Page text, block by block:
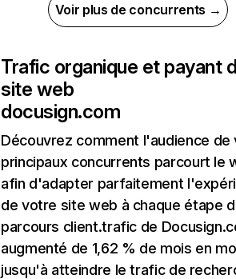
Voir plus de concurrents →
Trafic organique et payant
site web
docusign.com
Découvrez comment l'audience de
principaux concurrents parcourt le
afin d'adapter parfaitement
de votre site web à chaque étape
parcours client.trafic de
augmenté de 1,62 % de mois en
jusqu'à atteindre le trafic de